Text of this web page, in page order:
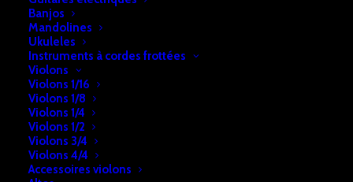
Banjos
Mandolines
Ukuleles
Instruments à cordes frottées
Violons
Violons 1/16
Violons 1/8
Violons 1/4
Violons 1/2
Violons 3/4
Violons 4/4
Accessoires violons
€13,00
En stock
quantité
de
Capodastre
Folk